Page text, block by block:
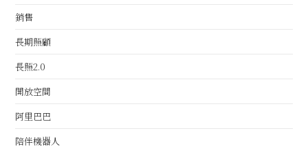
銷售
長期照顧
長照2.0
開放空間
阿里巴巴
陪伴機器人